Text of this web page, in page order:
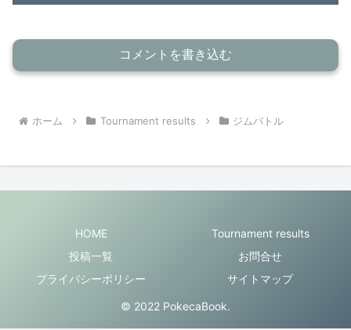
コメントを書き込む
ホーム Tournament results ジムバトル
HOME
Tournament results
投稿一覧
お問合せ
プライバシーポリシー
サイトマップ
© 2022 PokecaBook.